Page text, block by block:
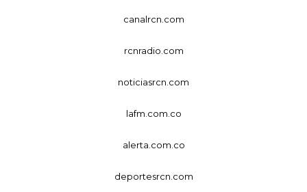
canalrcn.com
rcnradio.com
noticiasrcn.com
lafm.com.co
alerta.com.co
deportesrcn.com